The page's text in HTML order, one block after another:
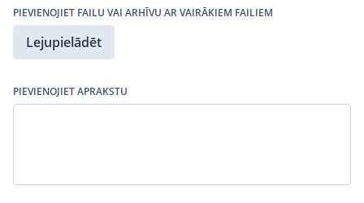
PIEVIENOJIET FAILU VAI ARHĪVU AR VAIRĀKIEM FAILIEM
Lejupielādēt
PIEVIENOJIET APRAKSTU